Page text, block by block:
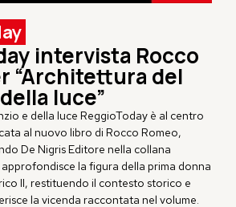
intervista Rocco
“Architettura del
luce”
e della luce ReggioToday è al centro
al nuovo libro di Rocco Romeo,
De Nigris Editore nella collana
la figura della prima donna
II, restituendo il contesto storico e
la vicenda raccontata nel volume.